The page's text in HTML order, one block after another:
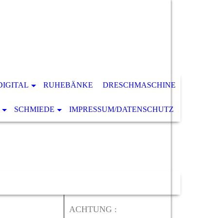
RUHEBÄNKE DRESCHMASCHINE
SCHMIEDE IMPRESSUM/DATENSCHUTZ
ACHTUNG :